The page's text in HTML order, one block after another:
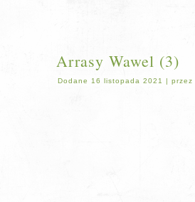
Arrasy Wawel (3)
Dodane 16 listopada 2021 | przez